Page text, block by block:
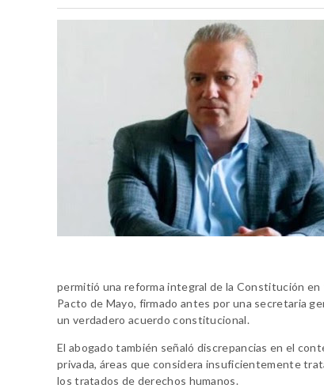
permitió una reforma integral de la Constitución
Pacto de Mayo, firmado antes por una secretaria
un verdadero acuerdo constitucional.
El abogado también señaló discrepancias en el
privada, áreas que considera insuficientemente
los tratados de derechos humanos.